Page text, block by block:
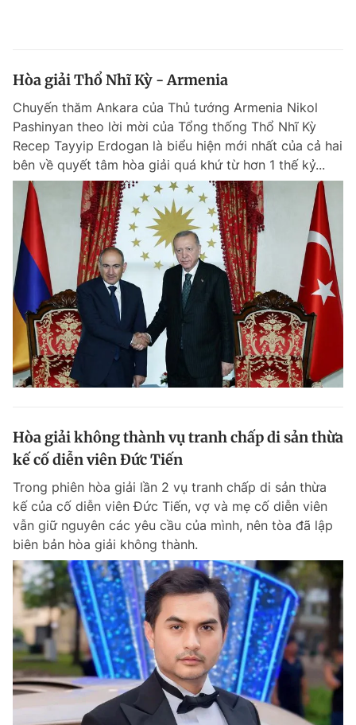
Hòa giải Thổ Nhĩ Kỳ - Armenia
Chuyến thăm Ankara của Thủ tướng Armenia Nikol
Pashinyan theo lời mời của Tổng thống Thổ Nhĩ Kỳ
Recep Tayyip Erdogan là biểu hiện mới nhất của cả hai
bên về quyết tâm hòa giải quá khứ từ hơn 1 thế kỷ...
Hòa giải không thành vụ tranh chấp di sản thừa
kế cố diễn viên Đức Tiến
Trong phiên hòa giải lần 2 vụ tranh chấp di sản thừa
kế của cố diễn viên Đức Tiến, vợ và mẹ cố diễn viên
vẫn giữ nguyên các yêu cầu của mình, nên tòa đã lập
biên bản hòa giải không thành.